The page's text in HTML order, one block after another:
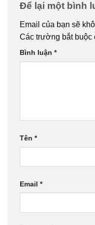
Để lại một bình
Email của bạn sẽ
Các trường bắt buộc
Bình luận *
Tên *
Email *